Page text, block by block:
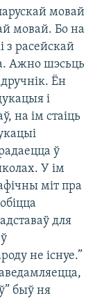
мовай
мовай. Бо на
з расейскай
Ажно шэсьць
Ён
і
на ім стаіць
ў
У ім
міт пра
для
не існуе.”
быў ня